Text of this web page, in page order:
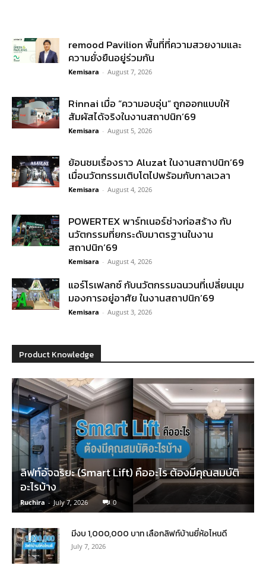
remood Pavilion พื้นที่ที่ความสวยงามและ
ความยั่งยืนอยู่ร่วมกัน
Kemisara - August 7, 2026
Rinnai เมื่อ “ความอบอุ่น” ถูกออกแบบให้
สัมผัสได้จริงในงานสถาปนิก’69
Kemisara - August 5, 2026
ย้อนชมเรื่องราว Aluzat ในงานสถาปนิก’69
เมื่อนวัตกรรมเติบโตไปพร้อมกับกาลเวลา
Kemisara - August 4, 2026
POWERTEX พาร์ทเนอร์ช่างก่อสร้าง กับ
นวัตกรรมที่ยกระดับมาตรฐานในงาน
สถาปนิก’69
Kemisara - August 4, 2026
แอร์โรเฟลกซ์ กับนวัตกรรมฉนวนที่เปลี่ยนมุม
มองการอยู่อาศัย ในงานสถาปนิก’69
Kemisara - August 3, 2026
Product Knowledge
ลิฟท์อัจฉริยะ (Smart Lift) คืออะไร ต้องมีคุณสมบัติ
อะไรบ้าง
Ruchira - July 7, 2026 0
มีงบ 1,000,000 บาท เลือกลิฟท์บ้านยี่ห้อไหนดี
July 7, 2026